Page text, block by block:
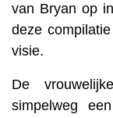
van Bryan op
deze
visie.
De
simpelweg